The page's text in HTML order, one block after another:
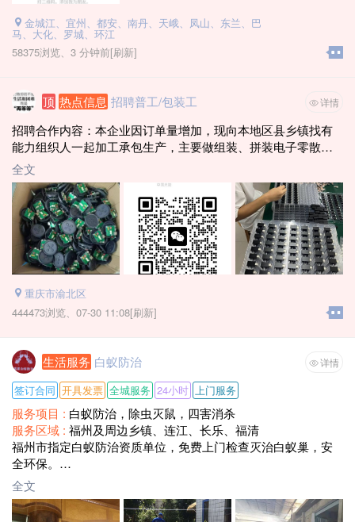
5. 无一次性扣12分违章
6. 新车车价6万以上
7. 不要出租车和网约车 (滴滴一年以上没跑过的也可以)
能做的加微信（每天需要30辆）
金城江、宜州、都安、南丹、天峨、凤山、东兰、巴
马、大化、罗城、环江
58375浏览、 3 分钟前[刷新]
顶 热点信息 招聘普工/包装工 详情
招聘合作内容：本企业因订单量增加，现向本地区县乡镇找有
能力组织人一起加工承包生产，主要做组装、拼装电子零散
件，个人或带队均可做；个人一天180到300元左右，带队月入3
万以上，合作有送货上门，做好上门回收！所有运输企业负
责！联系电话：181～7157–6757李经理，有意向可直接来企业
实地洽谈
全文
重庆市渝北区
444473浏览、 07-30 11:08[刷新]
生活服务 白蚁防治 详情
签订合同 开具发票 全城服务 24小时 上门服务
服务项目 : 白蚁防治，除虫灭鼠，四害消杀
服务区域 : 福州及周边乡镇、连江、长乐、福清
福州市指定白蚁防治资质单位，免费上门检查灭治白蚁巢，安
全环保。
单位，公司，工厂，别墅，小区，自建房，酒店，KTV，各类
店面，白蚁防治，除虫灭鼠，四害消杀，消毒工作等182260856
78 17758979258
全文